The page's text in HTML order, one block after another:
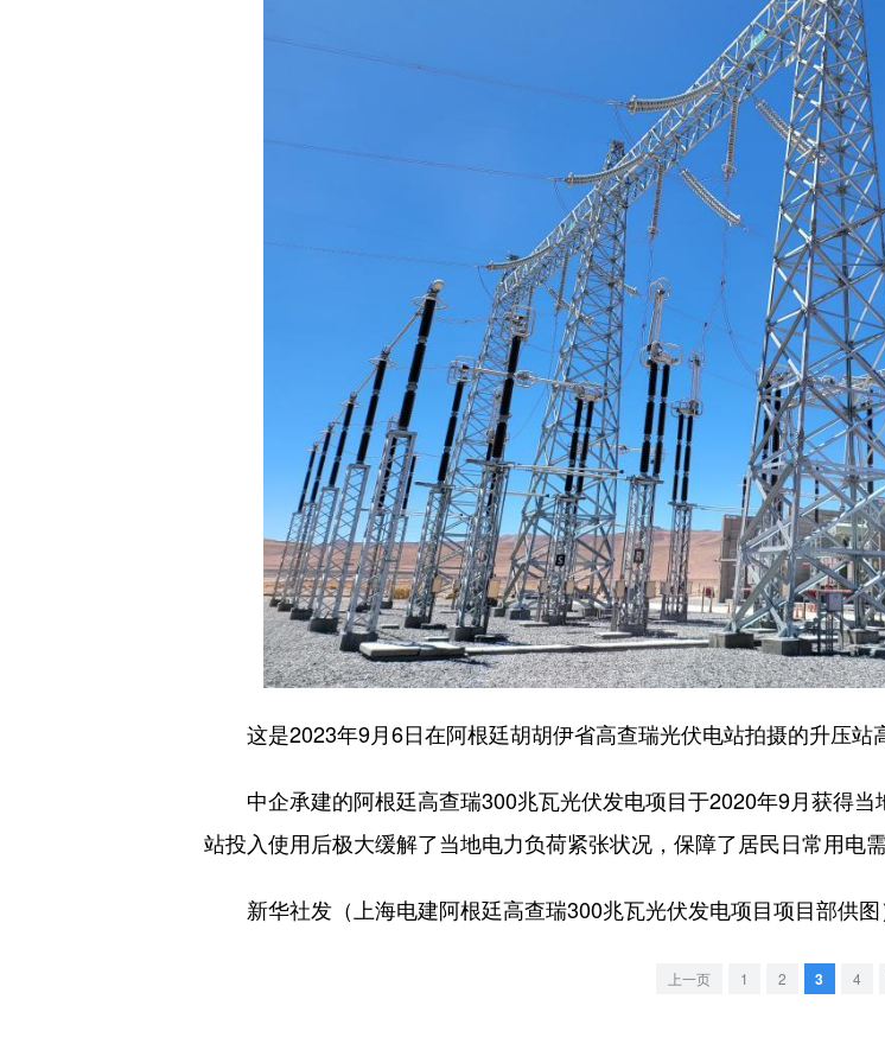
这是2023年9月6日在阿根廷胡胡伊省高查瑞光伏电站拍摄的升压站
中企承建的阿根廷高查瑞300兆瓦光伏发电项目于2020年9月获得当
站投入使用后极大缓解了当地电力负荷紧张状况，保障了居民日常用电需
新华社发（上海电建阿根廷高查瑞300兆瓦光伏发电项目项目部供图
上一页 1 2 3 4